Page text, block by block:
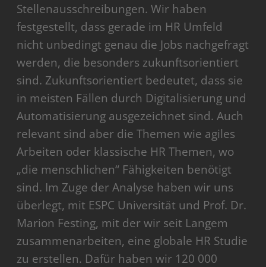
Stellenausschreibungen. Wir haben
festgestellt, dass gerade im HR Umfeld
nicht unbedingt genau die Jobs nachgefragt
werden, die besonders zukunftsorientiert
sind. Zukunftsorientiert bedeutet, dass sie
in meisten Fällen durch Digitalisierung und
Automatisierung ausgezeichnet sind. Auch
relevant sind aber die Themen wie agiles
Arbeiten oder klassische HR Themen, wo
„die menschlichen“ Fähigkeiten benötigt
sind. Im Zuge der Analyse haben wir uns
überlegt, mit ESPC Universität und Prof. Dr.
Marion Festing, mit der wir seit Langem
zusammenarbeiten, eine globale HR Studie
zu erstellen. Dafür haben wir 120 000